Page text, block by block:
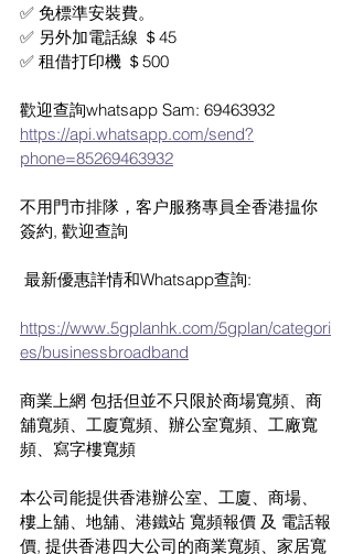
✅ 免標準安裝費。
✅ 另外加電話線 ＄45
✅ 租借打印機 ＄500
歡迎查詢whatsapp Sam: 69463932
https://api.whatsapp.com/send?
phone=85269463932
不用門市排隊，客户服務專員全香港揾你
簽約, 歡迎查詢
最新優惠詳情和Whatsapp查詢:
https://www.5gplanhk.com/5gplan/categori
es/businessbroadband
商業上網 包括但並不只限於商場寬頻、商
舖寬頻、工廈寬頻、辦公室寬頻、工廠寬
頻、寫字樓寬頻
本公司能提供香港辦公室、工廈、商場、
樓上舖、地舖、港鐵站 寬頻報價 及 電話報
價, 提供香港四大公司的商業寬頻、家居寬